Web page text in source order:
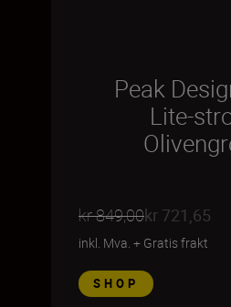
Peak
Lite-
kr 849,00kr 721,65
inkl. Mva. + Gratis frakt
SHOP